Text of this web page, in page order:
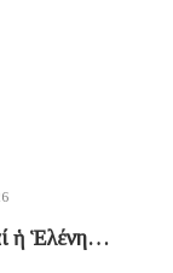
ἡ Ἑλένη…